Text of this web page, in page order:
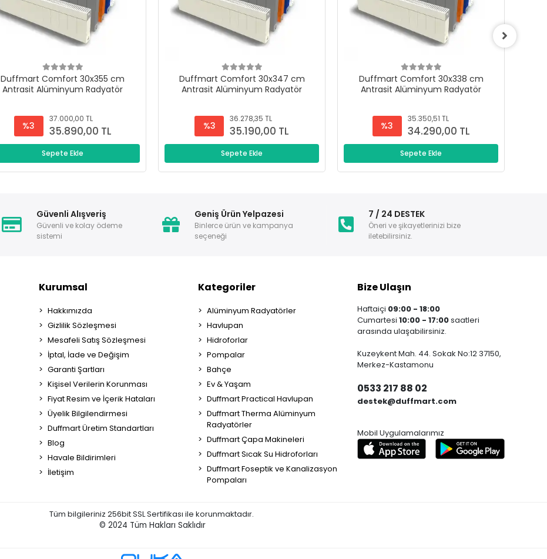
Duffmart Comfort 30x355 cm
Antrasit Alüminyum Radyatör
%3
37.000,00 TL
35.890,00 TL
Sepete Ekle
Duffmart Comfort 30x347 cm
Antrasit Alüminyum Radyatör
%3
36.278,35 TL
35.190,00 TL
Sepete Ekle
Duffmart Comfort 30x338 cm
Antrasit Alüminyum Radyatör
%3
35.350,51 TL
34.290,00 TL
Sepete Ekle
Güvenli Alışveriş
Güvenli ve kolay ödeme
sistemi
Geniş Ürün Yelpazesi
Binlerce ürün ve kampanya
seçeneği
7 / 24 DESTEK
Öneri ve şikayetlerinizi bize
iletebilirsiniz.
Kurumsal
Hakkımızda
Gizlilik Sözleşmesi
Mesafeli Satış Sözleşmesi
İptal, İade ve Değişim
Garanti Şartları
Kişisel Verilerin Korunması
Fiyat Resim ve İçerik Hataları
Üyelik Bilgilendirmesi
Duffmart Üretim Standartları
Blog
Havale Bildirimleri
İletişim
Kategoriler
Alüminyum Radyatörler
Havlupan
Hidroforlar
Pompalar
Bahçe
Ev & Yaşam
Duffmart Practical Havlupan
Duffmart Therma Alüminyum
Radyatörler
Duffmart Çapa Makineleri
Duffmart Sıcak Su Hidroforları
Duffmart Foseptik ve Kanalizasyon
Pompaları
Bize Ulaşın
Haftaiçi 09:00 - 18:00
Cumartesi 10:00 - 17:00saatleri
arasında ulaşabilirsiniz.
Kuzeykent Mah. 44. Sokak No:12 37150,
Merkez-Kastamonu
0533 217 88 02
destek@duffmart.com
Mobil Uygulamalarımız
Tüm bilgileriniz 256bit SSL Sertifikası ile korunmaktadır.
© 2024 Tüm Hakları Saklıdır